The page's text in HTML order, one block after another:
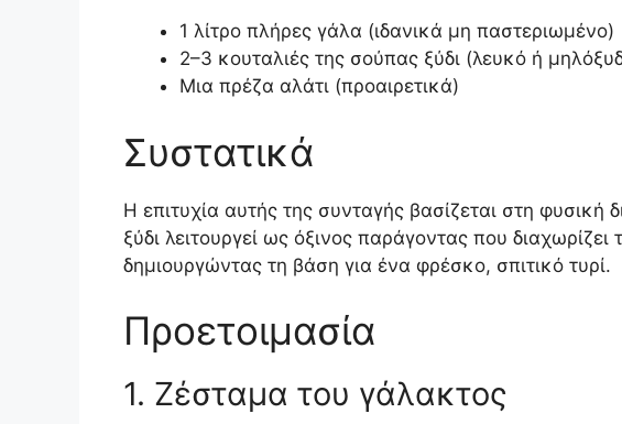
1 λίτρο πλήρες γάλα (ιδανικά μη παστεριωμένο)
2–3 κουταλιές της σούπας ξύδι (λευκό ή
Μια πρέζα αλάτι (προαιρετικά)
Συστατικά
Η επιτυχία αυτής της συνταγής βασίζεται στη φυσική
ξύδι λειτουργεί ως όξινος παράγοντας που
δημιουργώντας τη βάση για ένα φρέσκο, σπιτικό τυρί.
Προετοιμασία
1. Ζέσταμα του γάλακτος